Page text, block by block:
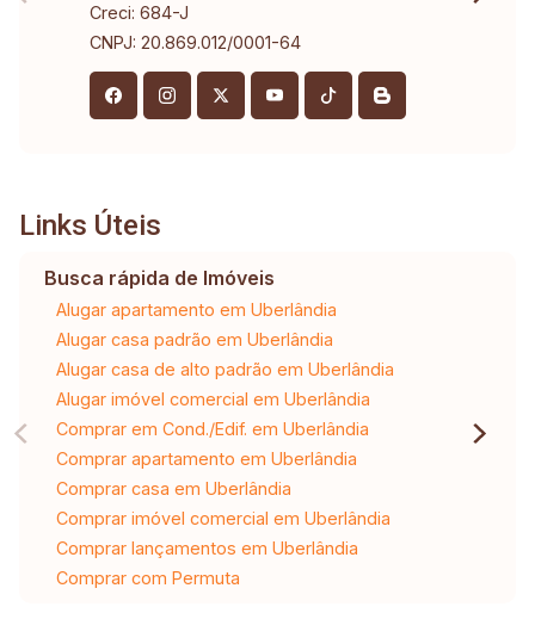
Creci: 684-J
CNPJ: 20.869.012/0001-64
Links Úteis
Busca rápida de Imóveis
Alugar apartamento em Uberlândia
Alugar casa padrão em Uberlândia
Alugar casa de alto padrão em Uberlândia
Alugar imóvel comercial em Uberlândia
Comprar em Cond./Edif. em Uberlândia
Comprar apartamento em Uberlândia
Comprar casa em Uberlândia
Comprar imóvel comercial em Uberlândia
Comprar lançamentos em Uberlândia
Comprar com Permuta